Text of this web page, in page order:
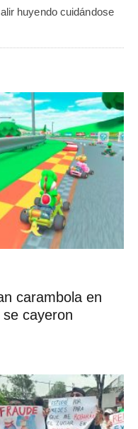
huyendo cuidándose
carambola en
cayeron